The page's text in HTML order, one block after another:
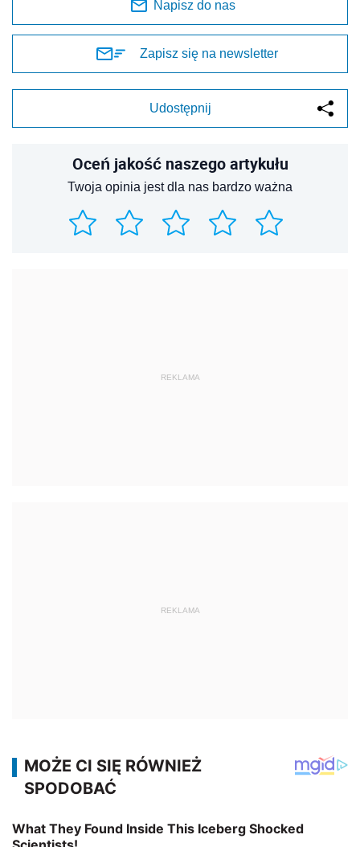
Napisz do nas
Zapisz się na newsletter
Udostępnij
Oceń jakość naszego artykułu
Twoja opinia jest dla nas bardzo ważna
REKLAMA
REKLAMA